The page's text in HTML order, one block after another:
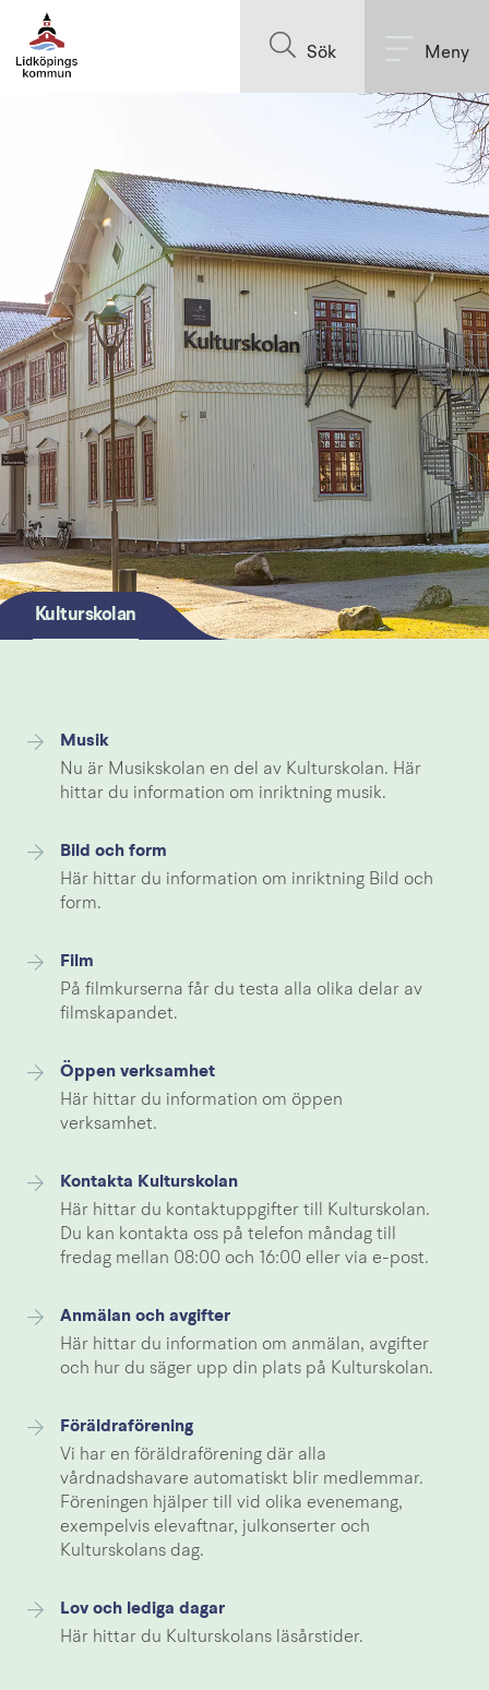
Sök Meny
Kulturskolan
Musik
Nu är Musikskolan en del av Kulturskolan. Här
hittar du information om inriktning musik.
Bild och form
Här hittar du information om inriktning Bild och
form.
Film
På filmkurserna får du testa alla olika delar av
filmskapandet.
Öppen verksamhet
Här hittar du information om öppen
verksamhet.
Kontakta Kulturskolan
Här hittar du kontaktuppgifter till Kulturskolan.
Du kan kontakta oss på telefon måndag till
fredag mellan 08:00 och 16:00 eller via e-post.
Anmälan och avgifter
Här hittar du information om anmälan, avgifter
och hur du säger upp din plats på Kulturskolan.
Föräldraförening
Vi har en föräldraförening där alla
vårdnadshavare automatiskt blir medlemmar.
Föreningen hjälper till vid olika evenemang,
exempelvis elevaftnar, julkonserter och
Kulturskolans dag.
Lov och lediga dagar
Här hittar du Kulturskolans läsårstider.